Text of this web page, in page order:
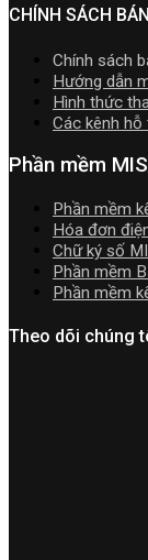
CHÍNH SÁCH
Chính sách
Hướng dẫn
Hình thức
Các kênh hỗ
Phần mềm
Phần mềm
Hóa đơn
Chữ ký số
Phần mềm
Phần mềm
Theo dõi chúng